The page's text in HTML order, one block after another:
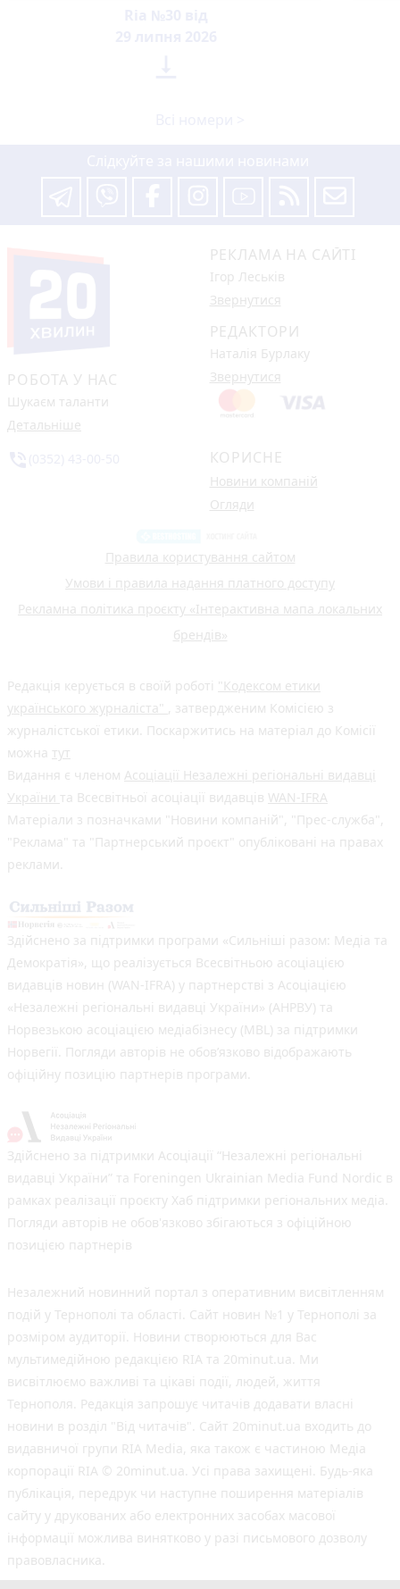
РОБОТА У НАС
Шукаєм таланти
Детальніше
РЕКЛАМА НА САЙТІ
Ігор Леськів
Звернутися
РЕДАКТОРИ
Наталія Бурлаку
Звернутися
КОРИСНЕ
Новини компаній
Огляди
Правила користування сайтом
Умови і правила надання платного доступу
Рекламна політика проєкту «Інтерактивна мапа локальних
брендів»
Редакція керується в своїй роботі "Кодексом етики
українського журналіста" , затвердженим Комісією з
журналістської етики. Поскаржитись на матеріал до Комісії
можна тут
Видання є членом Асоціації Незалежні регіональні видавці
України та Всесвітньої асоціації видавців WAN-IFRA
Матеріали з позначками "Новини компаній", "Прес-служба",
"Реклама" та "Партнерський проєкт" опубліковані на правах
реклами.
Здійснено за підтримки програми «Сильніші разом: Медіа та
Демократія», що реалізується Всесвітньою асоціацією
видавців новин (WAN-IFRA) у партнерстві з Асоціацією
«Незалежні регіональні видавці України» (АНРВУ) та
Норвезькою асоціацією медіабізнесу (MBL) за підтримки
Норвегії. Погляди авторів не обов’язково відображають
офіційну позицію партнерів програми.
Здійснено за підтримки Асоціації “Незалежні регіональні
видавці України” та Foreningen Ukrainian Media Fund Nordic в
рамках реалізації проєкту Хаб підтримки регіональних медіа.
Погляди авторів не обов'язково збігаються з офіційною
позицією партнерів
Незалежний новинний портал з оперативним висвітленням
подій у Тернополі та області. Сайт новин №1 у Тернополі за
розміром аудиторії. Новини створюються для Вас
мультимедійною редакцією RIA та 20minut.ua. Ми
висвітлюємо важливі та цікаві події, людей, життя
Тернополя. Редакція запрошує читачів додавати власні
новини в розділ "Від читачів". Сайт 20minut.ua входить до
видавничої групи RIA Media, яка також є частиною Медіа
корпорації RIA © 20minut.ua. Усі права захищені. Будь-яка
публiкацiя, передрук чи наступне поширення матеріалів
сайту у друкованих або електронних засобах масової
інформації можлива винятково у разі письмового дозволу
правовласника.